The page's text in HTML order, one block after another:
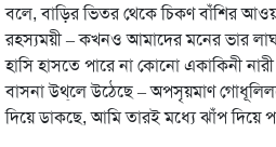
বলে, বাড়ির ভিতর থেকে চিকণ বাঁশির
রহস্যময়ী – কখনও আমাদের মনের ভার
হাসি হাসতে পারে না কোনো একাকিনী
বাসনা উথ্‌লে উঠেছে – অপসৃয়মাণ
দিয়ে ডাকছে, আমি তারই মধ্যে ঝাঁপ দিয়ে